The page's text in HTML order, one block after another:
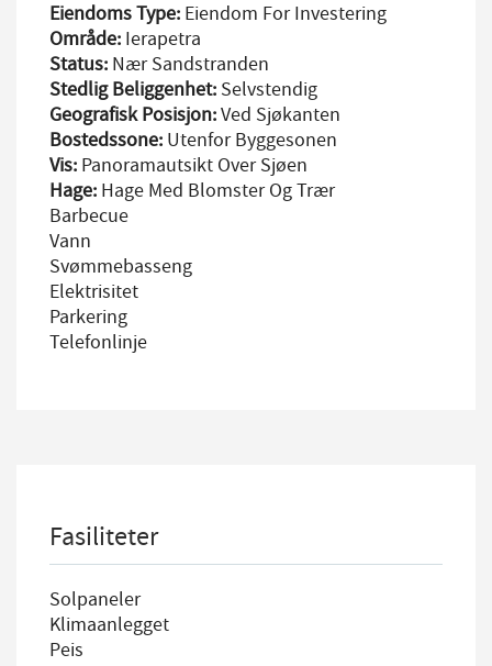
Eiendoms Type: Eiendom For Investering
Område: Ierapetra
Status: Nær Sandstranden
Stedlig Beliggenhet: Selvstendig
Geografisk Posisjon:Ved Sjøkanten
Bostedssone: Utenfor Byggesonen
Vis: Panoramautsikt Over Sjøen
Hage: Hage Med Blomster Og Trær
Barbecue
Vann
Svømmebasseng
Elektrisitet
Parkering
Telefonlinje
Fasiliteter
Solpaneler
Klimaanlegget
Peis